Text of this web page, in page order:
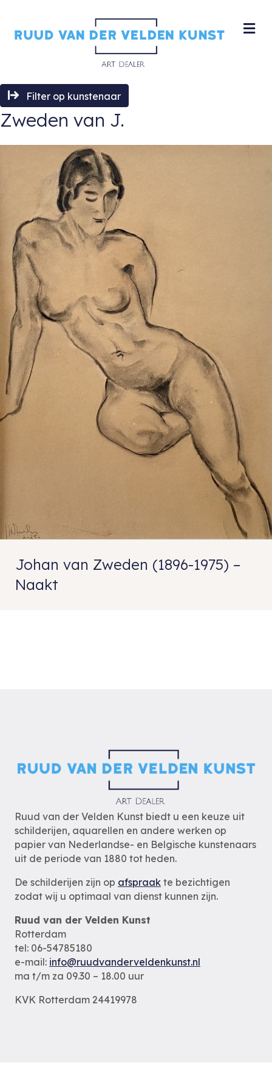
Filter op kunstenaar
Zweden van J.
Johan van Zweden (1896-1975) –
Naakt
Ruud van der Velden Kunst biedt u een keuze uit
schilderijen, aquarellen en andere werken op
papier van Nederlandse- en Belgische kunstenaars
uit de periode van 1880 tot heden.
De schilderijen zijn op afspraak te bezichtigen
zodat wij u optimaal van dienst kunnen zijn.
Ruud van der Velden Kunst
Rotterdam
tel: 06-54785180
e-mail: info@ruudvanderveldenkunst.nl
ma t/m za 09.30 – 18.00 uur
KVK Rotterdam 24419978